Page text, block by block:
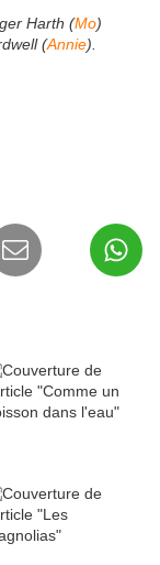
Harth (Mo)
(Annie).